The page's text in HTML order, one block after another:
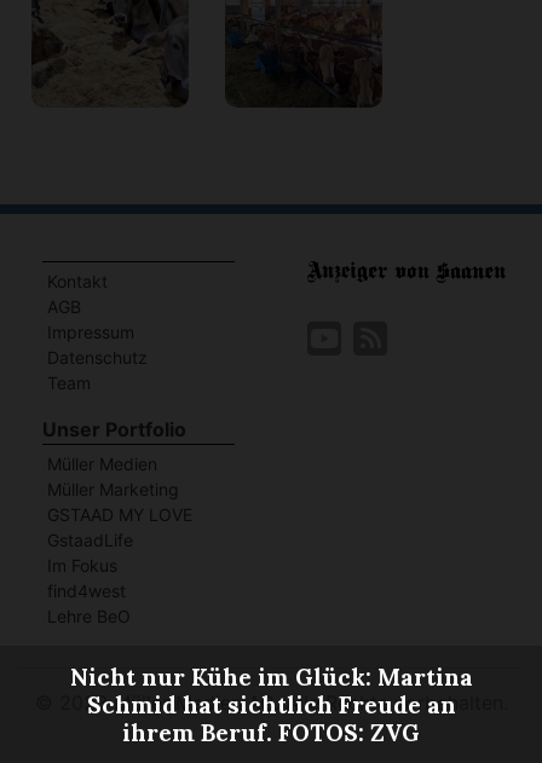
Nicht nur Kühe im Glück: Martina
Schmid hat sichtlich Freude an
ihrem Beruf. FOTOS: ZVG
Kontakt
AGB
Impressum
Datenschutz
Team
Unser Portfolio
Müller Medien
Müller Marketing
GSTAAD MY LOVE
GstaadLife
Im Fokus
find4west
Lehre BeO
2023 Müller Medien AG. Alle Rechte vorbehalten.